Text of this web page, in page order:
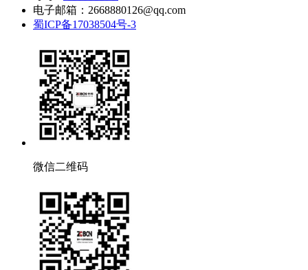
电子邮箱：2668880126@qq.com
蜀ICP备17038504号-3
微信二维码